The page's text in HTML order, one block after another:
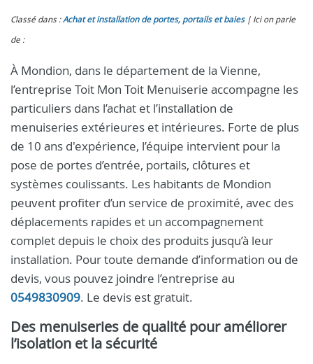
Classé dans :Achat et installation de portes, portails et baies
Ici on parle
de :
À Mondion, dans le département de la Vienne,
l’entreprise Toit Mon Toit Menuiserie accompagne les
particuliers dans l’achat et l’installation de
menuiseries extérieures et intérieures. Forte de plus
de 10 ans d'expérience, l’équipe intervient pour la
pose de portes d’entrée, portails, clôtures et
systèmes coulissants. Les habitants de Mondion
peuvent profiter d’un service de proximité, avec des
déplacements rapides et un accompagnement
complet depuis le choix des produits jusqu’à leur
installation. Pour toute demande d’information ou de
devis, vous pouvez joindre l’entreprise au
0549830909. Le devis est gratuit.
Des menuiseries de qualité pour améliorer
l’isolation et la sécurité